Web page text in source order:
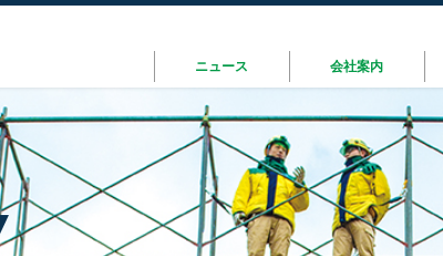
ニュース 会社案内